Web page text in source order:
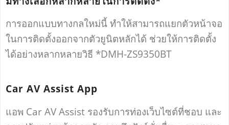
การออกแบบทางกลใหม่นี้ ทำให้สามารถแยกตัวหน้าจอ
ในการติดตั้งออกจากตัวยูนิตหลักได้ ช่วยให้การติดตั้ง
ได้อย่างหลากหลายวิธี *DMH-ZS9350BT
Car AV Assist App
แอพ Car AV Assist รองรับการท่องเว็บไซต์ที่ชอบ และ